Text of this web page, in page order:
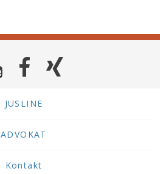
JUSLINE
ADVOKAT
Kontakt